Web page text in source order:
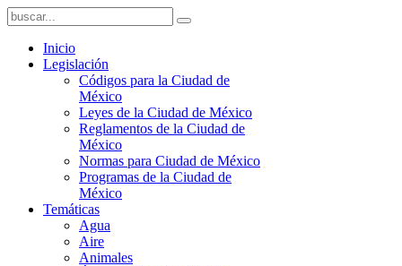
Inicio
Legislación
Códigos para la Ciudad de
México
Leyes de la Ciudad de México
Reglamentos de la Ciudad de
México
Normas para Ciudad de México
Programas de la Ciudad de
México
Temáticas
Agua
Aire
Animales